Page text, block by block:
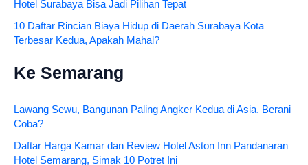
Hotel Surabaya Bisa Jadi Pilihan Tepat
10 Daftar Rincian Biaya Hidup di Daerah Surabaya Kota
Terbesar Kedua, Apakah Mahal?
Ke Semarang
Lawang Sewu, Bangunan Paling Angker Kedua di Asia. Berani
Coba?
Daftar Harga Kamar dan Review Hotel Aston Inn Pandanaran
Hotel Semarang, Simak 10 Potret Ini